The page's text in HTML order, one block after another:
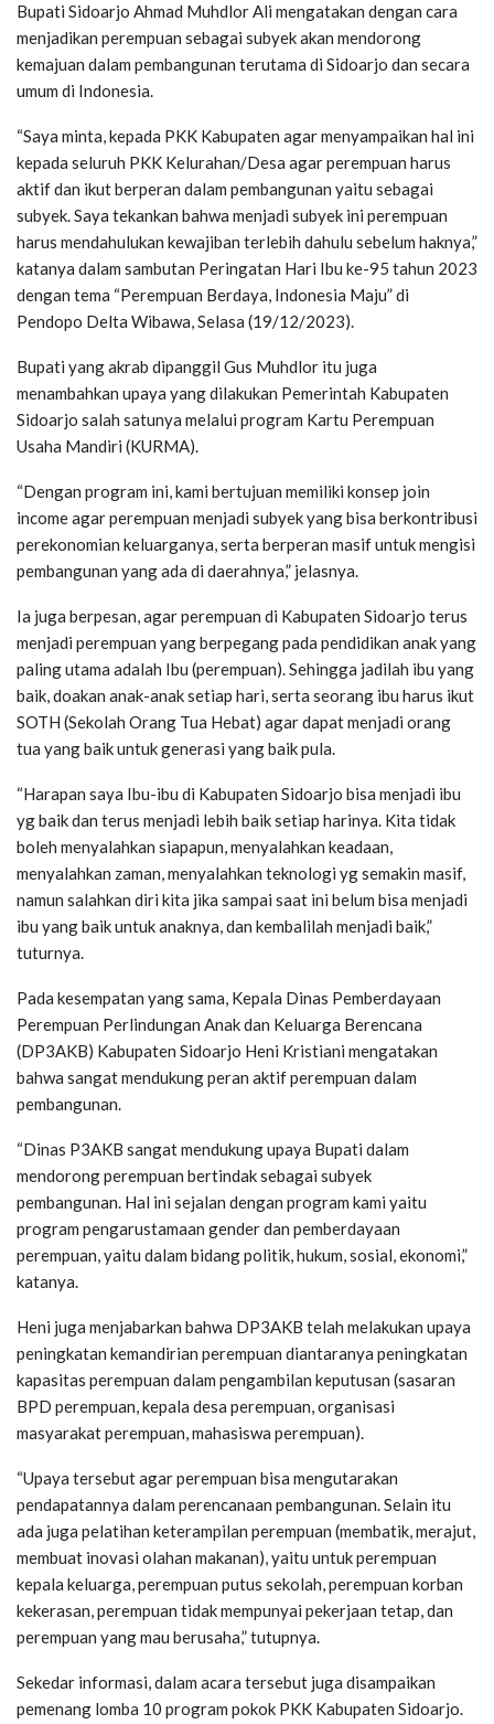
Bupati Sidoarjo Ahmad Muhdlor Ali mengatakan dengan cara
menjadikan perempuan sebagai subyek akan mendorong
kemajuan dalam pembangunan terutama di Sidoarjo dan secara
umum di Indonesia.
“Saya minta, kepada PKK Kabupaten agar menyampaikan hal ini
kepada seluruh PKK Kelurahan/Desa agar perempuan harus
aktif dan ikut berperan dalam pembangunan yaitu sebagai
subyek. Saya tekankan bahwa menjadi subyek ini perempuan
harus mendahulukan kewajiban terlebih dahulu sebelum haknya,”
katanya dalam sambutan Peringatan Hari Ibu ke-95 tahun 2023
dengan tema “Perempuan Berdaya, Indonesia Maju” di
Pendopo Delta Wibawa, Selasa (19/12/2023).
Bupati yang akrab dipanggil Gus Muhdlor itu juga
menambahkan upaya yang dilakukan Pemerintah Kabupaten
Sidoarjo salah satunya melalui program Kartu Perempuan
Usaha Mandiri (KURMA).
“Dengan program ini, kami bertujuan memiliki konsep join
income agar perempuan menjadi subyek yang bisa berkontribusi
perekonomian keluarganya, serta berperan masif untuk mengisi
pembangunan yang ada di daerahnya,” jelasnya.
Ia juga berpesan, agar perempuan di Kabupaten Sidoarjo terus
menjadi perempuan yang berpegang pada pendidikan anak yang
paling utama adalah Ibu (perempuan). Sehingga jadilah ibu yang
baik, doakan anak-anak setiap hari, serta seorang ibu harus ikut
SOTH (Sekolah Orang Tua Hebat) agar dapat menjadi orang
tua yang baik untuk generasi yang baik pula.
“Harapan saya Ibu-ibu di Kabupaten Sidoarjo bisa menjadi ibu
yg baik dan terus menjadi lebih baik setiap harinya. Kita tidak
boleh menyalahkan siapapun, menyalahkan keadaan,
menyalahkan zaman, menyalahkan teknologi yg semakin masif,
namun salahkan diri kita jika sampai saat ini belum bisa menjadi
ibu yang baik untuk anaknya, dan kembalilah menjadi baik,”
tuturnya.
Pada kesempatan yang sama, Kepala Dinas Pemberdayaan
Perempuan Perlindungan Anak dan Keluarga Berencana
(DP3AKB) Kabupaten Sidoarjo Heni Kristiani mengatakan
bahwa sangat mendukung peran aktif perempuan dalam
pembangunan.
“Dinas P3AKB sangat mendukung upaya Bupati dalam
mendorong perempuan bertindak sebagai subyek
pembangunan. Hal ini sejalan dengan program kami yaitu
program pengarustamaan gender dan pemberdayaan
perempuan, yaitu dalam bidang politik, hukum, sosial, ekonomi,”
katanya.
Heni juga menjabarkan bahwa DP3AKB telah melakukan upaya
peningkatan kemandirian perempuan diantaranya peningkatan
kapasitas perempuan dalam pengambilan keputusan (sasaran
BPD perempuan, kepala desa perempuan, organisasi
masyarakat perempuan, mahasiswa perempuan).
“Upaya tersebut agar perempuan bisa mengutarakan
pendapatannya dalam perencanaan pembangunan. Selain itu
ada juga pelatihan keterampilan perempuan (membatik, merajut,
membuat inovasi olahan makanan), yaitu untuk perempuan
kepala keluarga, perempuan putus sekolah, perempuan korban
kekerasan, perempuan tidak mempunyai pekerjaan tetap, dan
perempuan yang mau berusaha,” tutupnya.
Sekedar informasi, dalam acara tersebut juga disampaikan
pemenang lomba 10 program pokok PKK Kabupaten Sidoarjo.